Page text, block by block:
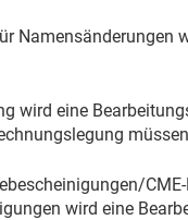
Namensänderungen
wird eine
wird eine